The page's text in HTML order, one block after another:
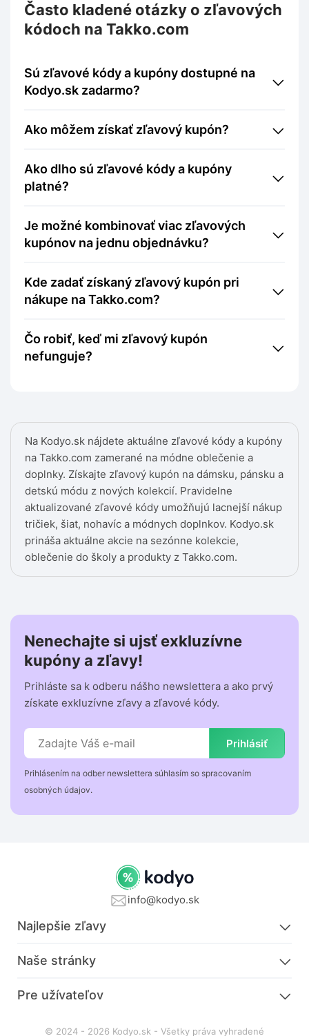
Na Kodyo.sk nájdete aktuálne zľavové kódy a kupóny
na Takko.com zamerané na módne oblečenie a
doplnky. Získajte zľavový kupón na dámsku, pánsku a
detskú módu z nových kolekcií. Pravidelne
aktualizované zľavové kódy umožňujú lacnejší nákup
tričiek, šiat, nohavíc a módnych doplnkov. Kodyo.sk
prináša aktuálne akcie na sezónne kolekcie,
oblečenie do školy a produkty z Takko.com.
Často kladené otázky o zľavových
kódoch na Takko.com
Sú zľavové kódy a kupóny dostupné na
Kodyo.sk zadarmo?
Ako môžem získať zľavový kupón?
Ako dlho sú zľavové kódy a kupóny
platné?
Je možné kombinovať viac zľavových
kupónov na jednu objednávku?
Kde zadať získaný zľavový kupón pri
nákupe na Takko.com?
Čo robiť, keď mi zľavový kupón
nefunguje?
Nenechajte si ujsť exkluzívne
kupóny a zľavy!
Prihláste sa k odberu nášho newslettera a ako prvý
získate exkluzívne zľavy a zľavové kódy.
Prihlásiť
Prihlásením na odber newslettera súhlasím so spracovaním
osobných údajov.
info@kodyo.sk
Najlepšie zľavy
Naše stránky
Pre užívateľov
© 2024 - 2026 Kodyo.sk - Všetky práva vyhradené